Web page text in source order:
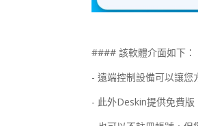
#### 該軟體介面如下：
- 遠端控制設備可以讓您
- 此外Deskin提供免費